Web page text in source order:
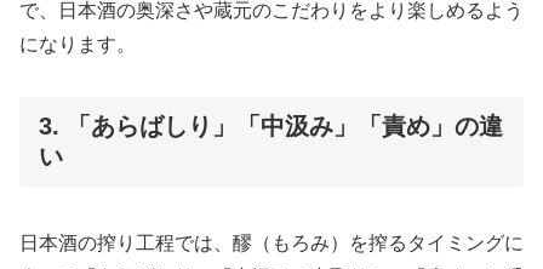
で、日本酒の奥深さや蔵元のこだわりをより楽しめるよう
になります。
3. 「あらばしり」「中汲み」「責め」の違
い
日本酒の搾り工程では、醪（もろみ）を搾るタイミングに